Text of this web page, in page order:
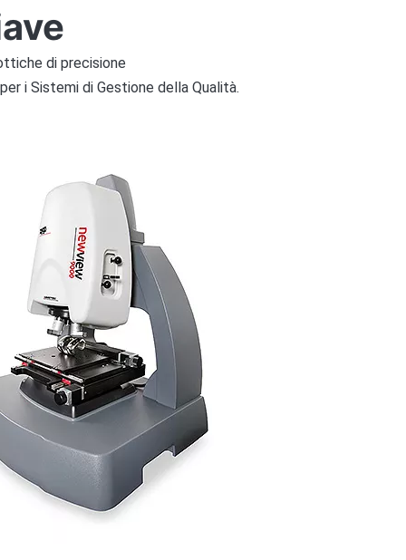
di precisione
i Sistemi di Gestione della Qualità.